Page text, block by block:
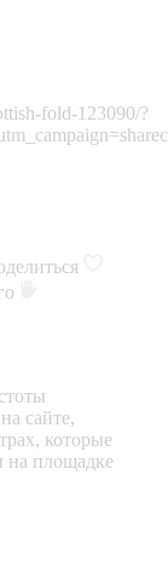
fold-123090/?
сайте,
которые
на площадке